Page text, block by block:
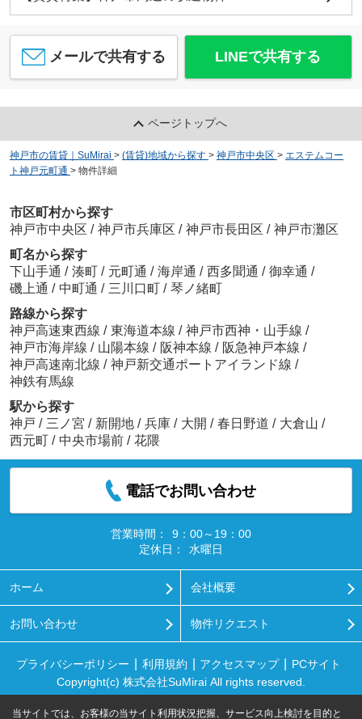
メールで共有する LINEで共有する
ページトップへ
神戸市の賃貸｜SuMirai > (賃貸)地域から探す > 神戸市中央区 > エステムコー
ト神戸元町通 > 物件詳細
市区町村から探す
神戸市中央区 / 神戸市兵庫区 / 神戸市長田区 / 神戸市灘区
町名から探す
下山手通 / 湊町 / 元町通 / 海岸通 / 西多聞通 / 御幸通 /
磯上通 / 中町通 / 三川口町 / 琴ノ緒町
路線から探す
神戸高速東西線 / 東海道本線 / 神戸市西神・山手線 /
神戸市海岸線 / 山陽本線 / 阪神本線 / 阪急神戸本線 /
神戸高速南北線 / 神戸新交通ポートアイランド線 /
神鉄有馬線
駅から探す
神戸 / 三ノ宮 / 新開地 / 兵庫 / 大開 / 春日野道 / 大倉山 /
西元町 / 中央市場前 / 花隈
電話でお問い合わせ
営業時間：
9：00～19：00
定休日：
水曜日
ホーム 会社概要
お問い合わせ 物件リクエスト
プライバシーポリシー 利用規約 アクセスマップ
PCサイト
Copyright(c) 株式会社SuMirai All rights reserved.
当サイトでは、お客様の当サイト利用状況把握、サービス向上検討を目的と